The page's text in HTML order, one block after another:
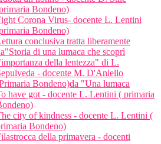
Bondeno)
Corona Virus- docente L. Lentini
Bondeno)
conclusiva tratta liberamente
di una lumaca che scoprì
della lentezza" di L.
- docente M. D'Aniello
Bondeno)da "Una lumaca
have got - docente L. Lentini ( primaria
city of kindness - docente L. Lentini (
Bondeno)
della primavera - docenti